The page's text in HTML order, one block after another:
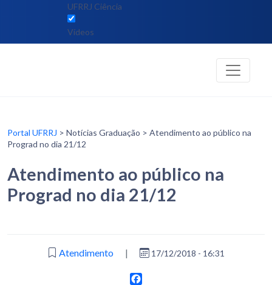
UFRRJ Ciência
Vídeos
Portal UFRRJ > Notícias Graduação > Atendimento ao público na
Prograd no dia 21/12
Atendimento ao público na
Prograd no dia 21/12
Atendimento | 17/12/2018 - 16:31